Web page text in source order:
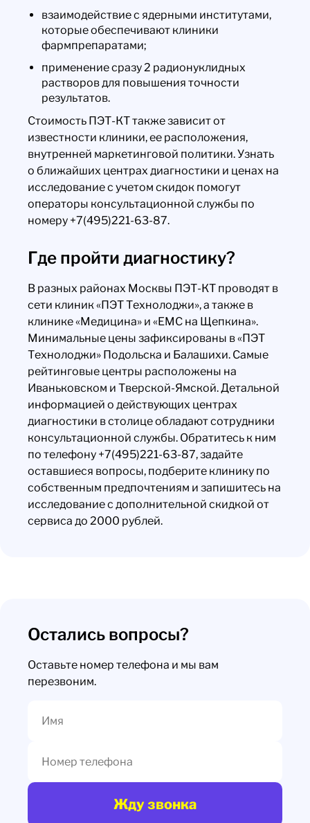
взаимодействие с ядерными институтами,
которые обеспечивают клиники
фармпрепаратами;
применение сразу 2 радионуклидных
растворов для повышения точности
результатов.
Стоимость ПЭТ-КТ также зависит от
известности клиники, ее расположения,
внутренней маркетинговой политики. Узнать
о ближайших центрах диагностики и ценах на
исследование с учетом скидок помогут
операторы консультационной службы по
номеру +7(495)221-63-87.
Где пройти диагностику?
В разных районах Москвы ПЭТ-КТ проводят в
сети клиник «ПЭТ Технолоджи», а также в
клинике «Медицина» и «ЕМС на Щепкина».
Минимальные цены зафиксированы в «ПЭТ
Технолоджи» Подольска и Балашихи. Самые
рейтинговые центры расположены на
Иваньковском и Тверской-Ямской. Детальной
информацией о действующих центрах
диагностики в столице обладают сотрудники
консультационной службы. Обратитесь к ним
по телефону +7(495)221-63-87, задайте
оставшиеся вопросы, подберите клинику по
собственным предпочтениям и запишитесь на
исследование с дополнительной скидкой от
сервиса до 2000 рублей.
Остались вопросы?
Оставьте номер телефона и мы вам
перезвоним.
Жду звонка